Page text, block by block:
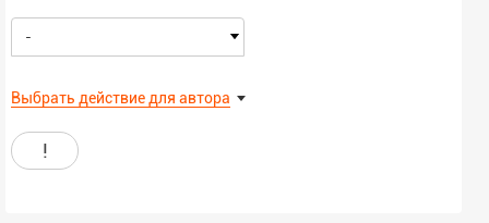
-
Выбрать действие для автора
!